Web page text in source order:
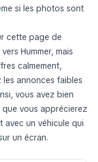
si les photos sont
cette page de
Hummer, mais
calmement,
annonces faibles
vous avez bien
que vous apprécierez
avec un véhicule qui
un écran.